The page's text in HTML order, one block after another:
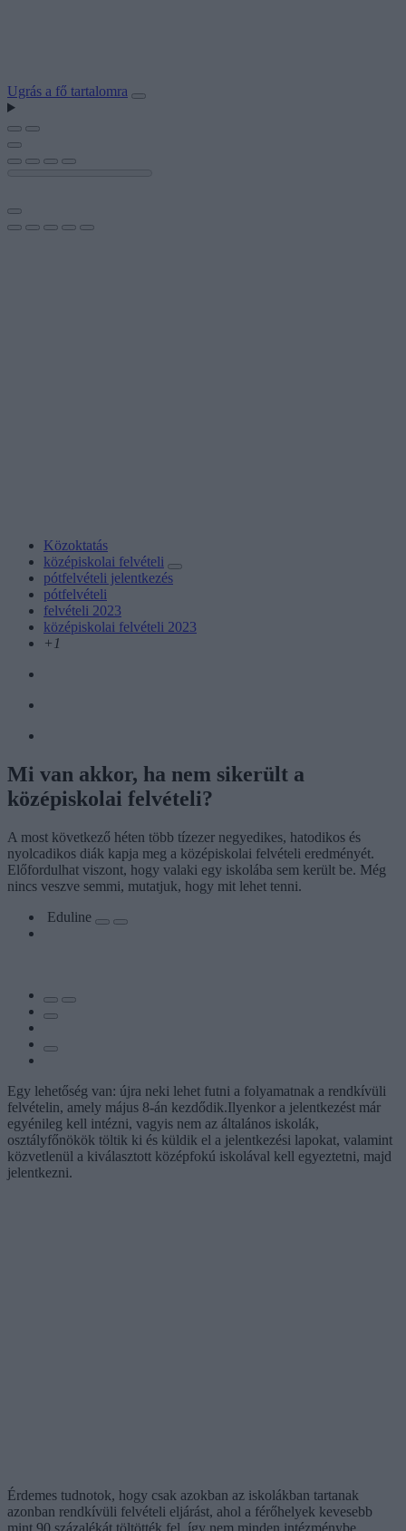
Ugrás a fő tartalomra
Közoktatás
középiskolai felvételi
pótfelvételi jelentkezés
pótfelvételi
felvételi 2023
középiskolai felvételi 2023
+1
Mi van akkor, ha nem sikerült a
középiskolai felvételi?
A most következő héten több tízezer negyedikes, hatodikos és
nyolcadikos diák kapja meg a középiskolai felvételi eredményét.
Előfordulhat viszont, hogy valaki egy iskolába sem került be. Még
nincs veszve semmi, mutatjuk, hogy mit lehet tenni.
Eduline
Egy lehetőség van: újra neki lehet futni a folyamatnak a rendkívüli
felvételin, amely május 8-án kezdődik.Ilyenkor a jelentkezést már
egyénileg kell intézni, vagyis nem az általános iskolák,
osztályfőnökök töltik ki és küldik el a jelentkezési lapokat, valamint
közvetlenül a kiválasztott középfokú iskolával kell egyeztetni, majd
jelentkezni.
Érdemes tudnotok, hogy csak azokban az iskolákban tartanak
azonban rendkívüli felvételi eljárást, ahol a férőhelyek kevesebb
mint 90 százalékát töltötték fel, így nem minden intézménybe